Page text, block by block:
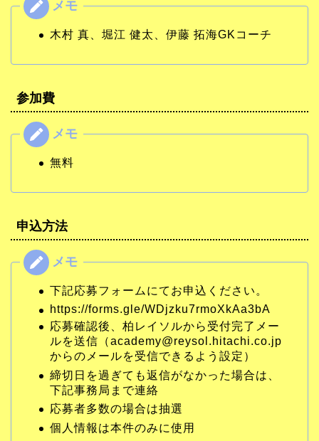
木村 真、堀江 健太、伊藤 拓海GKコーチ
参加費
無料
申込方法
下記応募フォームにてお申込ください。
https://forms.gle/WDjzku7rmoXkAa3bA
応募確認後、柏レイソルから受付完了メー
ルを送信（academy@reysol.hitachi.co.jp
からのメールを受信できるよう設定）
締切日を過ぎても返信がなかった場合は、
下記事務局まで連絡
応募者多数の場合は抽選
個人情報は本件のみに使用